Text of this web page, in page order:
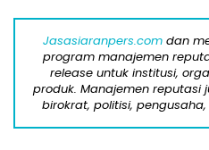
Jasasiaranpers.com dan
program manajemen
release untuk institusi,
produk. Manajemen
birokrat, politisi,